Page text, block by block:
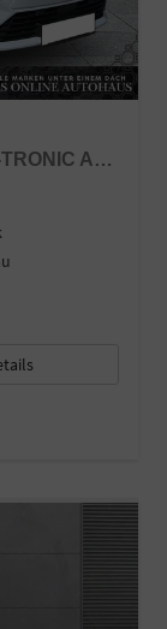
TECHNO SHZ+LED+RFK TCE 90 X-TRONIC AUTOM.